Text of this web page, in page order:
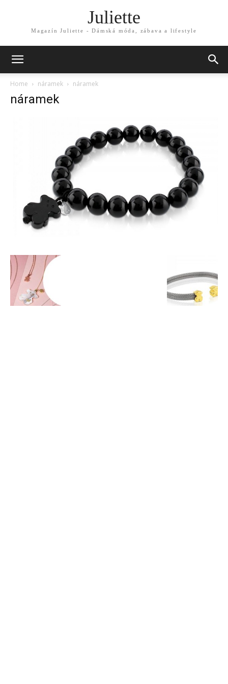
Juliette
Magazín Juliette - Dámská móda, zábava a lifestyle
Home náramek náramek
náramek